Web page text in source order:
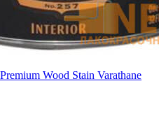
Wood Stain Varathane